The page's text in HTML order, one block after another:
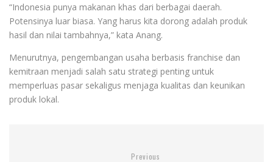
“Indonesia punya makanan khas dari berbagai daerah.
Potensinya luar biasa. Yang harus kita dorong adalah produk
hasil dan nilai tambahnya,” kata Anang.
Menurutnya, pengembangan usaha berbasis franchise dan
kemitraan menjadi salah satu strategi penting untuk
memperluas pasar sekaligus menjaga kualitas dan keunikan
produk lokal.
Previous